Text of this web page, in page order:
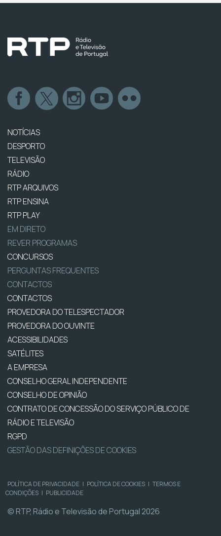
NOTÍCIAS
DESPORTO
TELEVISÃO
RÁDIO
RTP ARQUIVOS
RTP ENSINA
RTP PLAY
EM DIRETO
REVER PROGRAMAS
CONCURSOS
PERGUNTAS FREQUENTES
CONTACTOS
CONTACTOS
PROVEDORA DO TELESPECTADOR
PROVEDORA DO OUVINTE
ACESSIBILIDADES
SATÉLITES
A EMPRESA
CONSELHO GERAL INDEPENDENTE
CONSELHO DE OPINIÃO
CONTRATO DE CONCESSÃO DO SERVIÇO PÚBLICO DE
RÁDIO E TELEVISÃO
RGPD
GESTÃO DAS DEFINIÇÕES DE COOKIES
POLÍTICA DE PRIVACIDADE | POLÍTICA DE COOKIES | TERMOS E
CONDIÇÕES | PUBLICIDADE
© RTP, Rádio e Televisão de Portugal 2026